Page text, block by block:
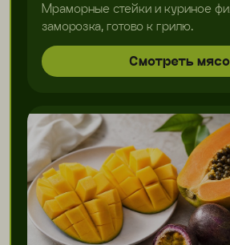
Мраморные стейки и куриное
заморозка, готово к грилю.
Смотреть мясо